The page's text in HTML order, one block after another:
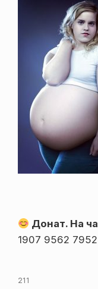
Донат. На
1907 9562
211